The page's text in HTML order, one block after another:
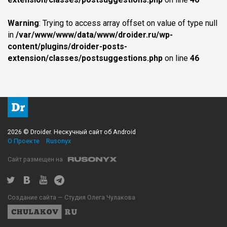
Warning: Trying to access array offset on value of type null
in /var/www/www/data/www/droider.ru/wp-
content/plugins/droider-posts-
extension/classes/postsuggestions.php on line 46
2026 © Droider. Нескучный сайт об Android
О Проекте
Rusonyx
Сайт размещен на
Создание сайта — Студия Олега Чулакова